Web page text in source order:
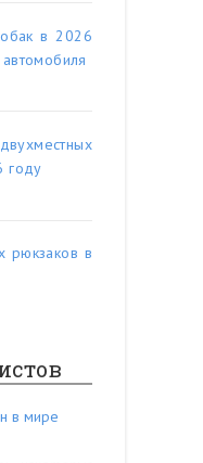
в 2026
году
рюкзаков в
в мире